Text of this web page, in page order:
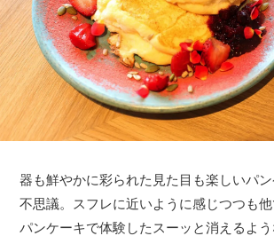
器も鮮やかに彩られた見た目も楽しいパ
不思議。スフレに近いように感じつつも
パンケーキで体験したスーッと消えるよ